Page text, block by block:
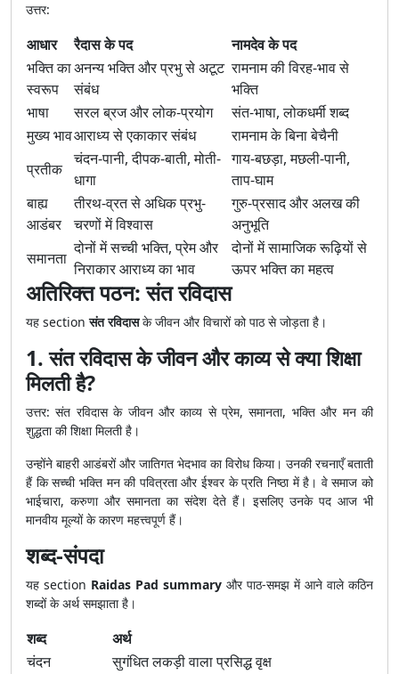
उत्तर:
आधार रैदास के पद
नामदेव के पद
भक्ति का
स्वरूप
अनन्य भक्ति और प्रभु से अटूट
संबंध
रामनाम की विरह-भाव से
भक्ति
भाषा
सरल ब्रज और लोक-प्रयोग
संत-भाषा, लोकधर्मी शब्द
मुख्य भावआराध्य से एकाकार संबंध
रामनाम के बिना बेचैनी
प्रतीक
चंदन-पानी, दीपक-बाती, मोती-
धागा
गाय-बछड़ा, मछली-पानी,
ताप-घाम
बाह्य
आडंबर
तीरथ-व्रत से अधिक प्रभु-
चरणों में विश्वास
गुरु-प्रसाद और अलख की
अनुभूति
समानता
दोनों में सच्ची भक्ति, प्रेम और
निराकार आराध्य का भाव
दोनों में सामाजिक रूढ़ियों से
ऊपर भक्ति का महत्व
अतिरिक्त पठन: संत रविदास
यह sectionसंत रविदासके जीवन और विचारों को पाठ से जोड़ता है।
1. संत रविदास के जीवन और काव्य से क्या शिक्षा
मिलती है?
उत्तर: संत रविदास के जीवन और काव्य से प्रेम, समानता, भक्ति और मन की
शुद्धता की शिक्षा मिलती है।
उन्होंने बाहरी आडंबरों और जातिगत भेदभाव का विरोध किया। उनकी रचनाएँ बताती
हैं कि सच्ची भक्ति मन की पवित्रता और ईश्वर के प्रति निष्ठा में है। वे समाज को
भाईचारा, करुणा और समानता का संदेश देते हैं। इसलिए उनके पद आज भी
मानवीय मूल्यों के कारण महत्त्वपूर्ण हैं।
शब्द-संपदा
यह section Raidas Pad summary और पाठ-समझ में आने वाले कठिन
शब्दों के अर्थ समझाता है।
शब्द
अर्थ
चंदन
सुगंधित लकड़ी वाला प्रसिद्ध वृक्ष